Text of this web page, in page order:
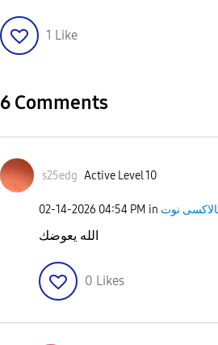
1 Like
6 Comments
s25edg Active Level 10
‎02-14-2026 04:54 PM in نوت
الله يعوضك
0 Likes